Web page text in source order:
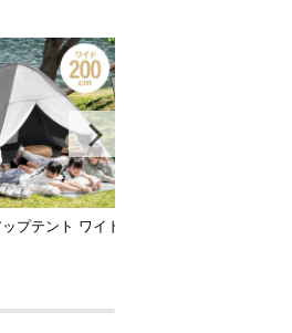
ーティングタイプも 2.5m
プテント ワイドサイズ 2m